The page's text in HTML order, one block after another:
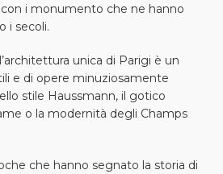
i monumento che ne hanno
i secoli.
unica di Parigi è un
e di opere minuziosamente
stile Haussmann, il gotico
o la modernità degli Champs
che hanno segnato la storia di